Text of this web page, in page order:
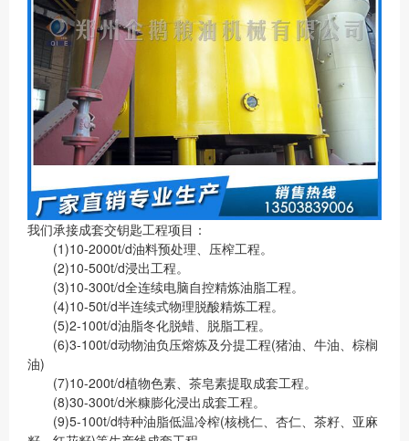
我们承接成套交钥匙工程项目：
(1)10-2000t/d油料预处理、压榨工程。
(2)10-500t/d浸出工程。
(3)10-300t/d全连续电脑自控精炼油脂工程。
(4)10-50t/d半连续式物理脱酸精炼工程。
(5)2-100t/d油脂冬化脱蜡、脱脂工程。
(6)3-100t/d动物油负压熔炼及分提工程(猪油、牛油、棕榈
油)
(7)10-200t/d植物色素、茶皂素提取成套工程。
(8)30-300t/d米糠膨化浸出成套工程。
(9)5-100t/d特种油脂低温冷榨(核桃仁、杏仁、茶籽、亚麻